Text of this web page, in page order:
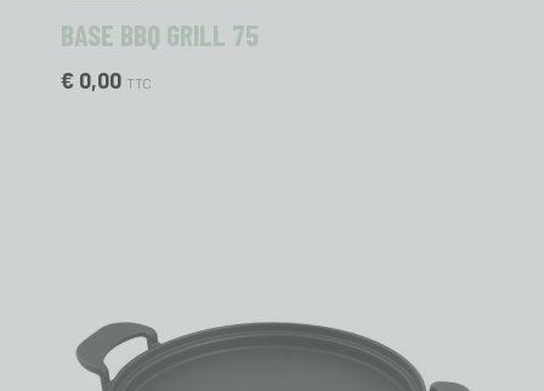
BASE BBQ GRILL 75
€ 0,00 TTC